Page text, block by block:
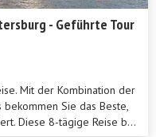
- Geführte Tour
Mit der Kombination der
Sie das Beste,
Diese 8-tägige Reise b...